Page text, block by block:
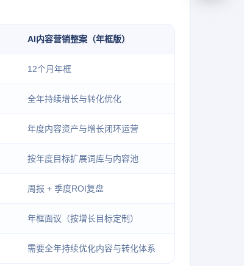
AI内容营销整案（年框版）
12个月年框
全年持续增长与转化优化
年度内容资产与增长闭环运营
按年度目标扩展词库与内容池
周报 + 季度ROI复盘
年框面议（按增长目标定制）
需要全年持续优化内容与转化体系